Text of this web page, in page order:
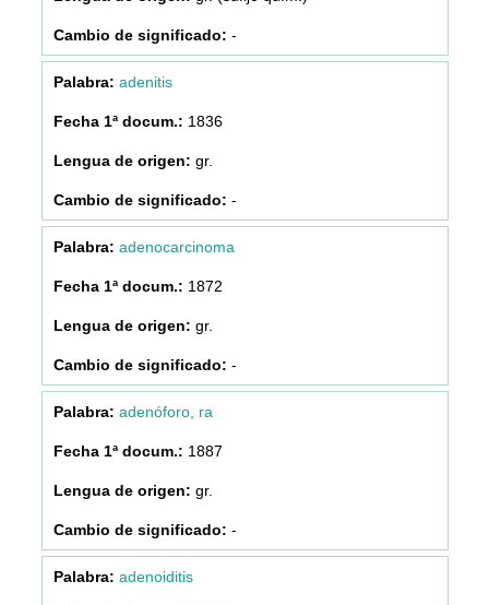
-
adenitis
1836
gr.
-
adenocarcinoma
1872
gr.
-
adenóforo, ra
1887
gr.
-
adenoiditis